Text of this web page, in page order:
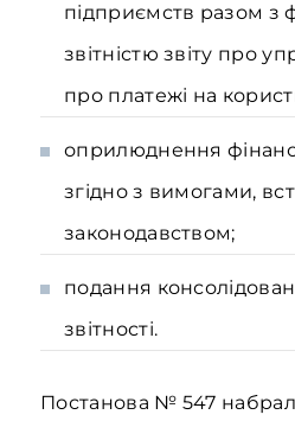
підприємств разом з
звітністю звіту про
про платежі на
оприлюднення
згідно з вимогами,
законодавством;
подання
звітності.
Постанова № 547